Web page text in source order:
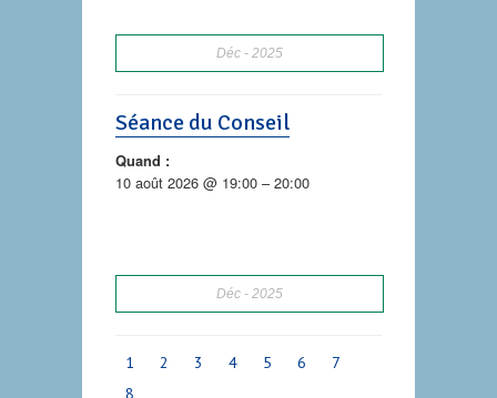
Déc 2025
Séance du Conseil
Quand :
10 août 2026 @ 19:00 – 20:00
Déc 2025
1 2 3 4 5 6
7
8